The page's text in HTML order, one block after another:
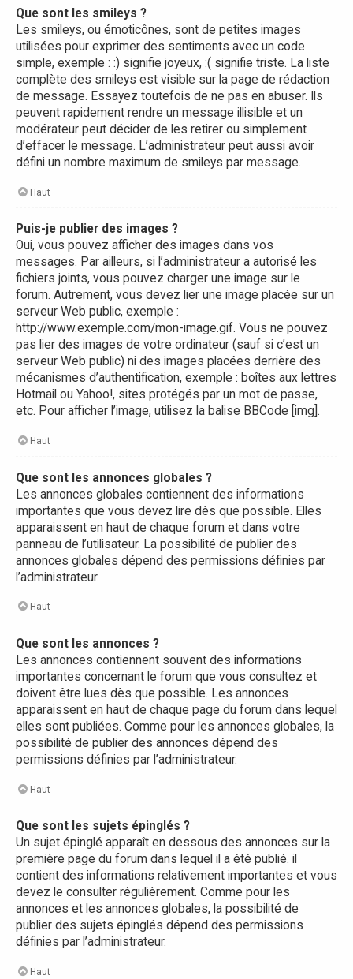
Que sont les smileys ?
Les smileys, ou émoticônes, sont de petites images
utilisées pour exprimer des sentiments avec un code
simple, exemple : :) signifie joyeux, :( signifie triste. La liste
complète des smileys est visible sur la page de rédaction
de message. Essayez toutefois de ne pas en abuser. Ils
peuvent rapidement rendre un message illisible et un
modérateur peut décider de les retirer ou simplement
d’effacer le message. L’administrateur peut aussi avoir
défini un nombre maximum de smileys par message.
Haut
Puis-je publier des images ?
Oui, vous pouvez afficher des images dans vos
messages. Par ailleurs, si l’administrateur a autorisé les
fichiers joints, vous pouvez charger une image sur le
forum. Autrement, vous devez lier une image placée sur un
serveur Web public, exemple :
http://www.exemple.com/mon-image.gif. Vous ne pouvez
pas lier des images de votre ordinateur (sauf si c’est un
serveur Web public) ni des images placées derrière des
mécanismes d’authentification, exemple : boîtes aux lettres
Hotmail ou Yahoo!, sites protégés par un mot de passe,
etc. Pour afficher l’image, utilisez la balise BBCode [img].
Haut
Que sont les annonces globales ?
Les annonces globales contiennent des informations
importantes que vous devez lire dès que possible. Elles
apparaissent en haut de chaque forum et dans votre
panneau de l’utilisateur. La possibilité de publier des
annonces globales dépend des permissions définies par
l’administrateur.
Haut
Que sont les annonces ?
Les annonces contiennent souvent des informations
importantes concernant le forum que vous consultez et
doivent être lues dès que possible. Les annonces
apparaissent en haut de chaque page du forum dans lequel
elles sont publiées. Comme pour les annonces globales, la
possibilité de publier des annonces dépend des
permissions définies par l’administrateur.
Haut
Que sont les sujets épinglés ?
Un sujet épinglé apparaît en dessous des annonces sur la
première page du forum dans lequel il a été publié. il
contient des informations relativement importantes et vous
devez le consulter régulièrement. Comme pour les
annonces et les annonces globales, la possibilité de
publier des sujets épinglés dépend des permissions
définies par l’administrateur.
Haut